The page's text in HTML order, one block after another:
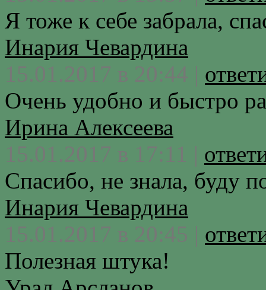
Я тоже к себе забрала,
Инария Чевардина
15.01.2017 в 20:44 |
Очень удобно и быстро
Ирина Алексеева
15.01.2017 в 17:11 |
Спасибо, не знала, буду
Инария Чевардина
15.01.2017 в 20:45 |
Полезная штука!